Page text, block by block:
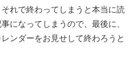
れで終わってしまうと本当に読
になってしまうので、最後に、
ンダーをお見せして終わろうと